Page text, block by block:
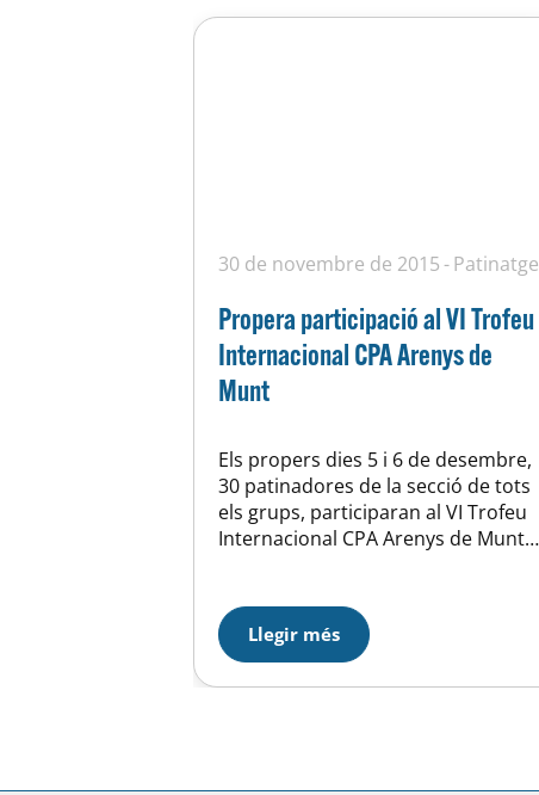
30 de novembre de 2015 Patinatge
Propera participació al VI Trofeu
Internacional CPA Arenys de
Munt
Els propers dies 5 i 6 de desembre,
30 patinadores de la secció de tots
els grups, participaran al VI Trofeu
Internacional CPA Arenys de Munt,
Aquest trofeu és una bona
experiència per a les nostres
patinadores de…
Llegir més